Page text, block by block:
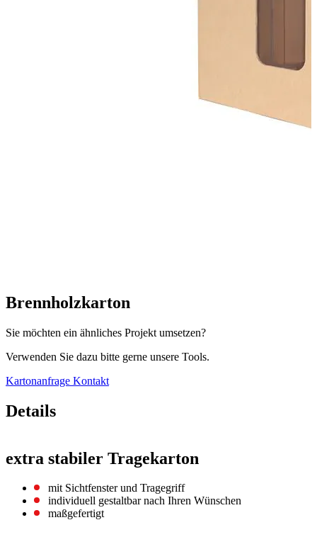
Brennholzkarton
Sie möchten ein ähnliches Projekt umsetzen?
Verwenden Sie dazu bitte gerne unsere Tools.
Kartonanfrage Kontakt
Details
extra stabiler Tragekarton
mit Sichtfenster und Tragegriff
individuell gestaltbar nach Ihren Wünschen
maßgefertigt